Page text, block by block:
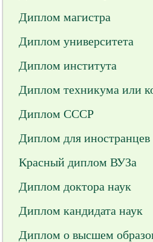
Диплом магистра
Диплом университета
Диплом института
Диплом техникума или
Диплом СССР
Диплом для иностранцев
Красный диплом ВУЗа
Диплом доктора наук
Диплом кандидата наук
Диплом о высшем